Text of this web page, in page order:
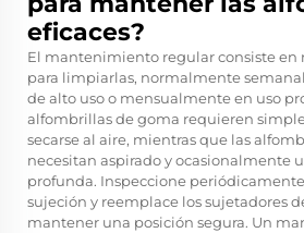
eficaces?
El mantenimiento regular consiste en
para limpiarlas, normalmente
de alto uso o mensualmente en uso
alfombrillas de goma requieren
secarse al aire, mientras que las
necesitan aspirado y ocasionalmente
profunda. Inspeccione
sujeción y reemplace los sujetadores
mantener una posición segura. Un